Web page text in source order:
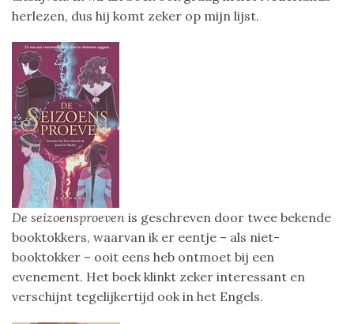
herlezen, dus hij komt zeker op mijn lijst.
De seizoensproeven is geschreven door twee bekende
booktokkers, waarvan ik er eentje – als niet-
booktokker – ooit eens heb ontmoet bij een
evenement. Het boek klinkt zeker interessant en
verschijnt tegelijkertijd ook in het Engels.